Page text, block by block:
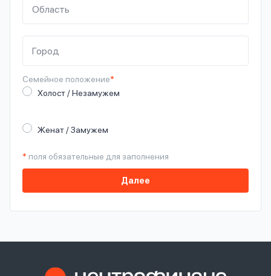
Семейное положение*
Холост / Незамужем
Женат / Замужем
* поля обязательные для заполнения
Далее